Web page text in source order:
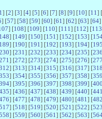
] [2] [3] [4] [5] [6] [7] [8] [9] [10] [11 ] [
] [57] [58] [59] [60] [61 ] [62] [63] [64]
] [108] [109] [110] [111 ] [112] [113
] [149] [150] [151 ] [152] [153] [
] [190] [191 ] [192] [193] [194] [195
] [231 ] [232] [233] [234] [235] [236
] [272] [273] [274] [275] [276] [277
] [313] [314] [315] [316] [317] [318
] [354] [355] [356] [357] [358] [359
] [395] [396] [397] [398] [399] [400
] [436] [437] [438] [439] [440] [441
] [477] [478] [479] [480] [481 ] [482
] [518] [519] [520] [521 ] [522] [523
] [559] [560] [561 ] [562] [563] [